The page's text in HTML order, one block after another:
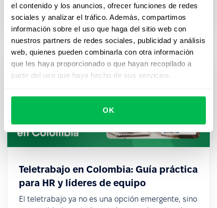
el contenido y los anuncios, ofrecer funciones de redes
sociales y analizar el tráfico. Además, compartimos
información sobre el uso que haga del sitio web con
nuestros partners de redes sociales, publicidad y análisis
web, quienes pueden combinarla con otra información
que les haya proporcionado o que hayan recopilado a
partir del uso que haya hecho de sus servicios.
OK
acontecimientos traumáticos, fortaleciendo así la
salud y el bienestar de tu equipo.
Teletrabajo en Colombia: Guía práctica
para HR y líderes de equipo
El teletrabajo ya no es una opción emergente, sino